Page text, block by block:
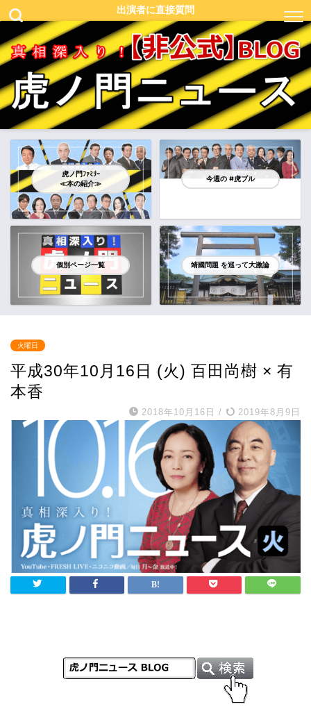
出演者に直接質問
虎ノ門ﾌｧﾐﾘｰ
≪本の紹介≫
今週の #虎ブル
個別ページ一覧 靖國問題 を巡って大激論
火曜日
平成30年10月16日 (火) 百田尚樹 × 有
本香
2018年10月16日 / 2019年8月9日